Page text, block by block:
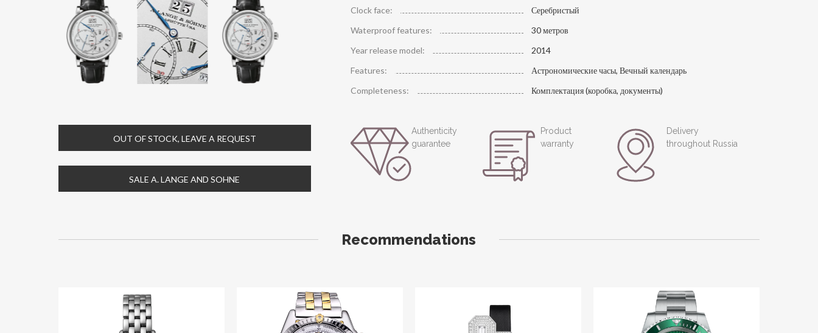
Clock face:
Серебристый
Waterproof features:
30 метров
Year release model:
2014
Features:
Астрономические часы, Вечный календарь
Completeness:
Комплектация (коробка, документы)
OUT OF STOCK, LEAVE A REQUEST
SALE A. LANGE AND SOHNE
Authenticity
guarantee
Product
warranty
Delivery
throughout Russia
Recommendations